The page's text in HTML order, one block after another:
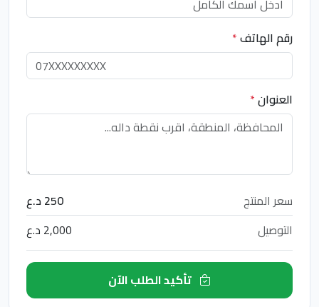
رقم الهاتف*
العنوان*
سعر المنتج
250 د.ع
التوصيل
2,000 د.ع